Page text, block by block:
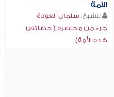
الأمة
للشيخ: سلمان العودة
جزء من محاضرة ( خصائص
هذه الأمة)